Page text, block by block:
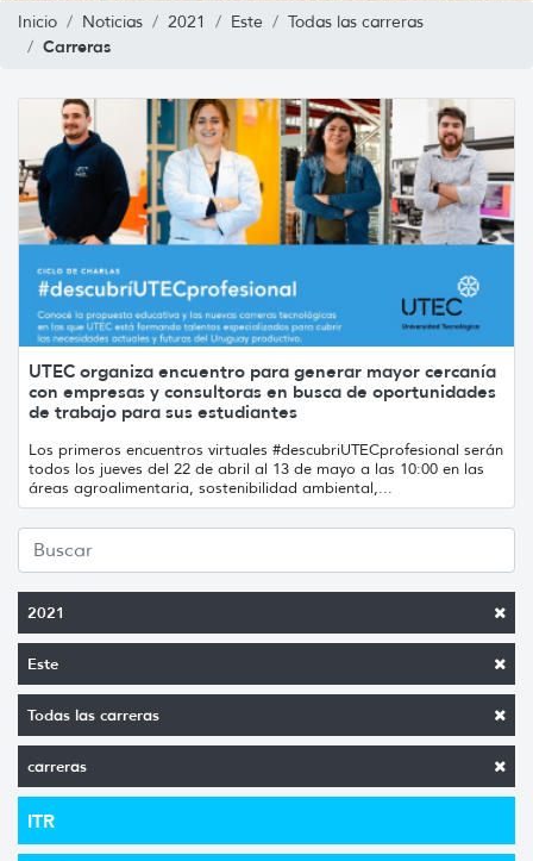
Inicio Noticias 2021 Este Todas las carreras
Carreras
2021
Este
Todas las carreras
carreras
ITR
UTEC organiza encuentro para generar mayor cercanía
con empresas y consultoras en busca de oportunidades
de trabajo para sus estudiantes
Los primeros encuentros virtuales #descubriUTECprofesional serán
todos los jueves del 22 de abril al 13 de mayo a las 10:00 en las
áreas agroalimentaria, sostenibilidad ambiental,...